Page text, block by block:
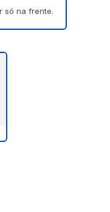
só na frente.